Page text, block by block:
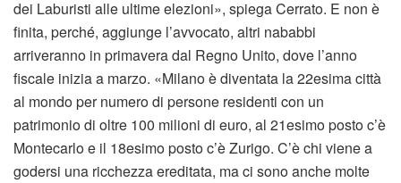
dei Laburisti alle ultime elezioni», spiega Cerrato. E non è
finita, perché, aggiunge l’avvocato, altri nababbi
arriveranno in primavera dal Regno Unito, dove l’anno
fiscale inizia a marzo. «Milano è diventata la 22esima città
al mondo per numero di persone residenti con un
patrimonio di oltre 100 milioni di euro, al 21esimo posto c’è
Montecarlo e il 18esimo posto c’è Zurigo. C’è chi viene a
godersi una ricchezza ereditata, ma ci sono anche molte